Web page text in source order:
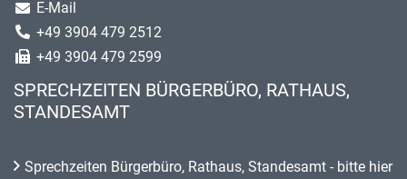
E-Mail
+49 3904 479 2512
+49 3904 479 2599
SPRECHZEITEN BÜRGERBÜRO, RATHAUS,
STANDESAMT
Sprechzeiten Bürgerbüro, Rathaus, Standesamt - bitte hier